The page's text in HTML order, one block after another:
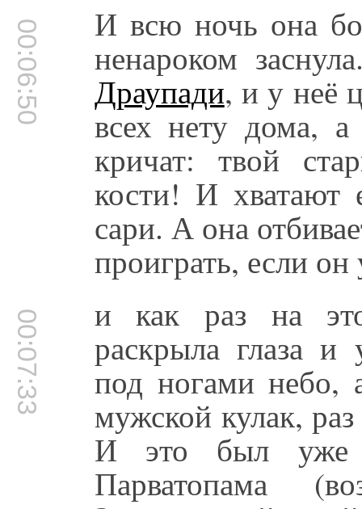
00:06:50 И всю ночь она
ненароком
Драупади, и у неё
всех нету дома,
кричат: твой
кости! И хватают
сари. А она
проиграть, если
00:07:33 и как раз на
раскрыла глаза
под ногами небо,
мужской кулак,
И это был уже
Парватопама